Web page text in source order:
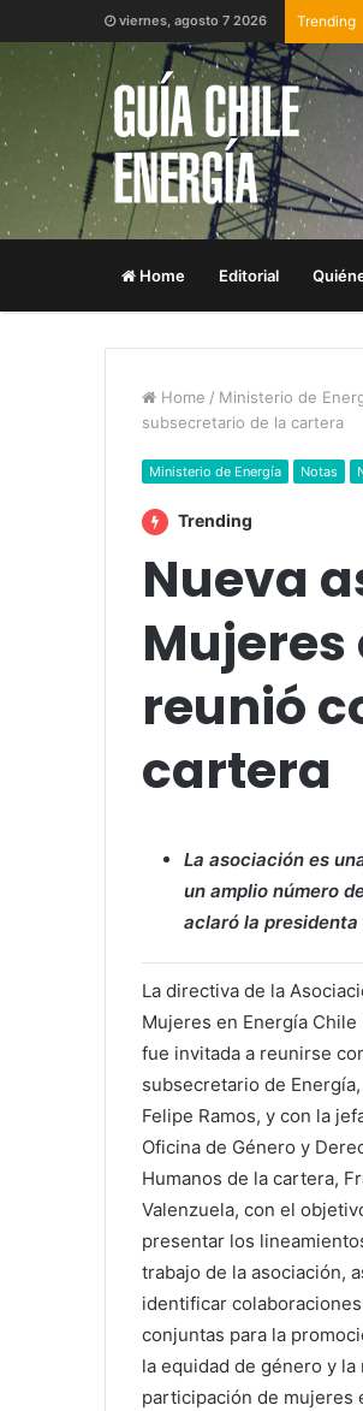
viernes, agosto 7 2026 Trending
Home Editorial
Home / Ministerio de
subsecretario de la cartera
Ministerio de Energía Notas
Trending
Nueva
Mujeres
reunió
cartera
La asociación es
un amplio número
aclaró la presidenta
La directiva de la
Mujeres en Energía Chile
fue invitada a reunirse
subsecretario de
Felipe Ramos, y con la
Oficina de Género y
Humanos de la cartera,
Valenzuela, con el
presentar los
trabajo de la asociación,
identificar colaboraciones
conjuntas para la
la equidad de género y la
participación de mujeres